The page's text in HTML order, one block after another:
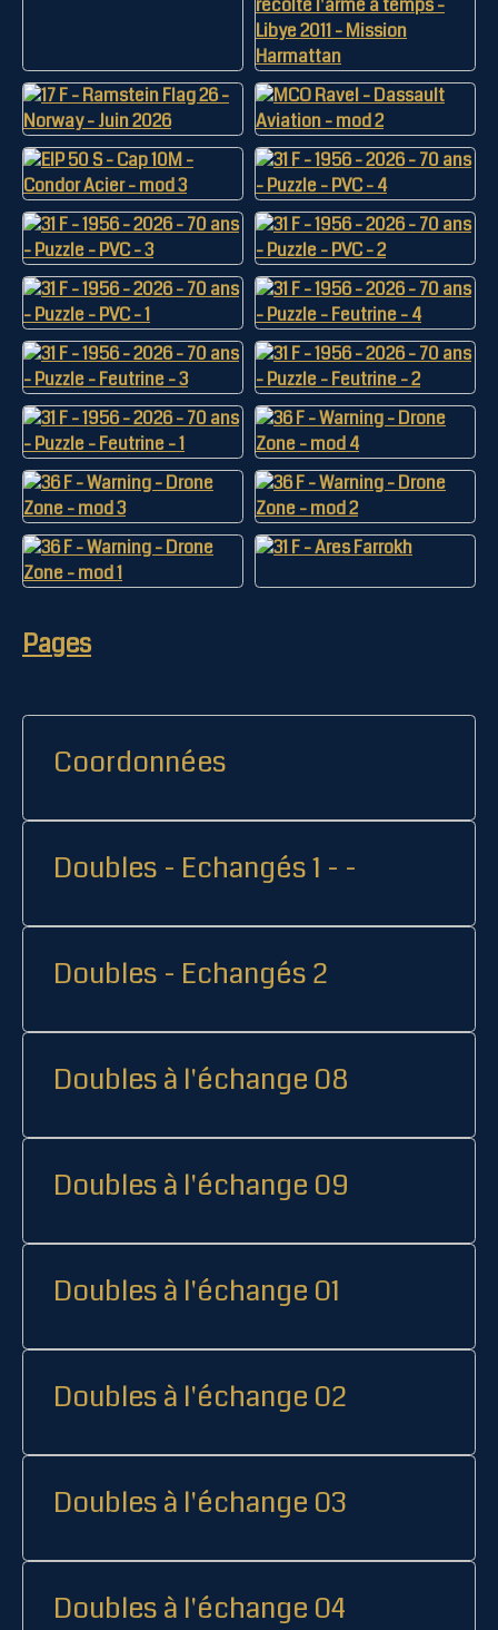
Pages
Coordonnées
Doubles - Echangés 1 - -
Doubles - Echangés 2
Doubles à l'échange 08
Doubles à l'échange 09
Doubles à l'échange 01
Doubles à l'échange 02
Doubles à l'échange 03
Doubles à l'échange 04